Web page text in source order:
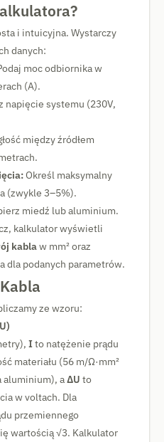
i intuicyjna. Wystarczy
danych:
moc odbiornika w
(A).
napięcie systemu (230V,
między źródłem
Określ maksymalny
(zwykle 3–5%).
miedź lub aluminium.
kalkulator wyświetli
kablaw mm² oraz
dla podanych parametrów.
ze wzoru:
Ito natężenie prądu
materiału (56 m/Ω·mm²
aluminium), aΔU to
w voltach. Dla
przemiennego
wartością √3. Kalkulator